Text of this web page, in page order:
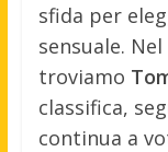
sfida per
sensuale.
troviamo
classifica,
continua a